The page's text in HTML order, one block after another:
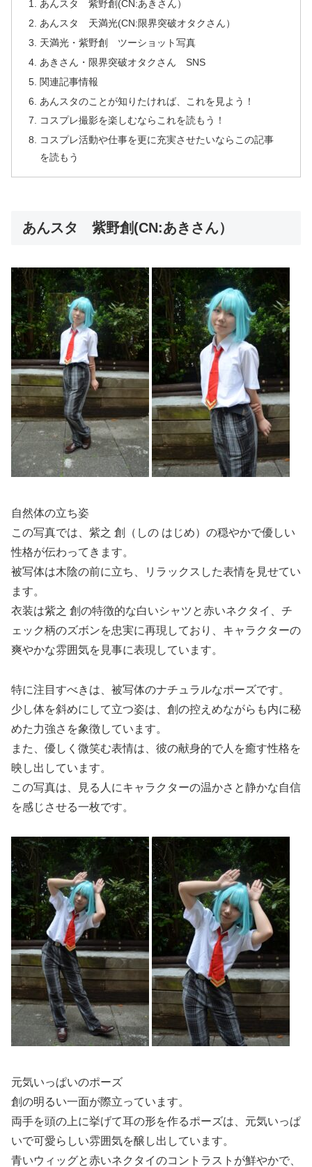
あんスタ 紫野創(CN:あきさん）
あんスタ 天満光(CN:限界突破オタクさん）
天満光・紫野創 ツーショット写真
あきさん・限界突破オタクさん SNS
関連記事情報
あんスタのことが知りたければ、これを見よう！
コスプレ撮影を楽しむならこれを読もう！
コスプレ活動や仕事を更に充実させたいならこの記事
を読もう
あんスタ 紫野創(CN:あきさん）
自然体の立ち姿
この写真では、紫之 創（しの はじめ）の穏やかで優しい
性格が伝わってきます。
被写体は木陰の前に立ち、リラックスした表情を見せてい
ます。
衣装は紫之 創の特徴的な白いシャツと赤いネクタイ、チ
ェック柄のズボンを忠実に再現しており、キャラクターの
爽やかな雰囲気を見事に表現しています。
特に注目すべきは、被写体のナチュラルなポーズです。
少し体を斜めにして立つ姿は、創の控えめながらも内に秘
めた力強さを象徴しています。
また、優しく微笑む表情は、彼の献身的で人を癒す性格を
映し出しています。
この写真は、見る人にキャラクターの温かさと静かな自信
を感じさせる一枚です。
元気いっぱいのポーズ
創の明るい一面が際立っています。
両手を頭の上に挙げて耳の形を作るポーズは、元気いっぱ
いで可愛らしい雰囲気を醸し出しています。
青いウィッグと赤いネクタイのコントラストが鮮やかで、